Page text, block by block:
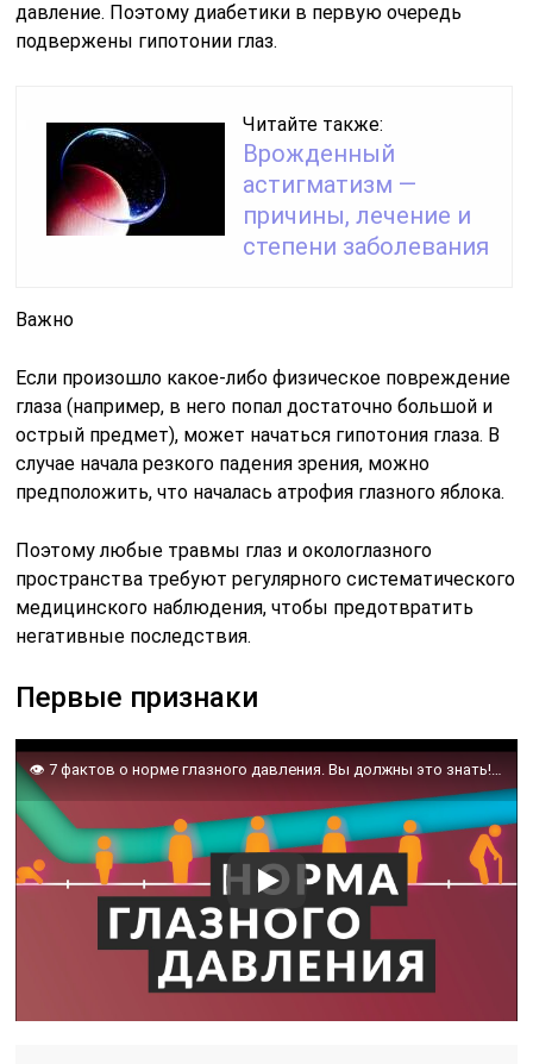
давление. Поэтому диабетики в первую очередь
подвержены гипотонии глаз.
Читайте также:
Врожденный
астигматизм —
причины, лечение и
степени заболевания
Важно
Если произошло какое-либо физическое повреждение
глаза (например, в него попал достаточно большой и
острый предмет), может начаться гипотония глаза. В
случае начала резкого падения зрения, можно
предположить, что началась атрофия глазного яблока.
Поэтому любые травмы глаз и окологлазного
пространства требуют регулярного систематического
медицинского наблюдения, чтобы предотвратить
негативные последствия.
Первые признаки
👁️ 7 фактов о норме глазного давления. Вы должны это знать! Норма глазного давления. Доктор Лапочкин